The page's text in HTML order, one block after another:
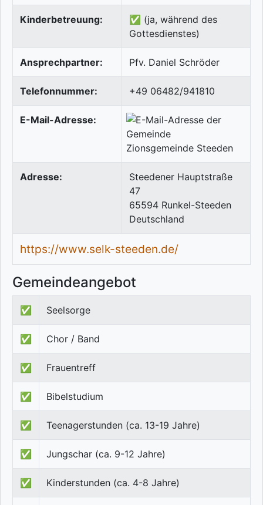
Kinderbetreuung:
✅ (ja, während des
Gottesdienstes)
Ansprechpartner: Pfv. Daniel Schröder
Telefonnummer: +49 06482/941810
E-Mail-Adresse:
Adresse:
Steedener Hauptstraße
47
65594 Runkel-Steeden
Deutschland
https://www.selk-steeden.de/
Gemeindeangebot
✅ Seelsorge
✅ Chor / Band
✅ Frauentreff
✅ Bibelstudium
✅ Teenagerstunden (ca. 13-19 Jahre)
✅ Jungschar (ca. 9-12 Jahre)
✅ Kinderstunden (ca. 4-8 Jahre)